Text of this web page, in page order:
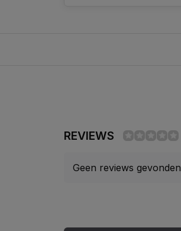
REVIEWS
Geen reviews gevonden